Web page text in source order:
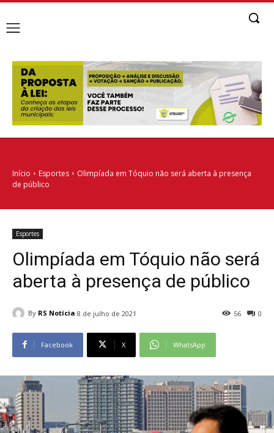
Início Esportes
Olimpíada em Tóquio não será aberta à presença
de público
Esportes
Olimpíada em Tóquio não será
aberta à presença de público
By RS Notícia 8 de julho de 2021 0
56
Facebook X WhatsApp